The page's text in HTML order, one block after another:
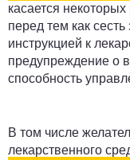
касается
перед тем как
инструкцией к
предупреждение о
способность
В том числе
лекарственного